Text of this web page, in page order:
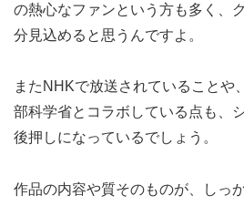
の熱心なファンという方も多く、
分見込めると思うんですよ。
またNHKで放送されていることや
部科学省とコラボしている点も、
後押しになっているでしょう。
作品の内容や質そのものが、しっ